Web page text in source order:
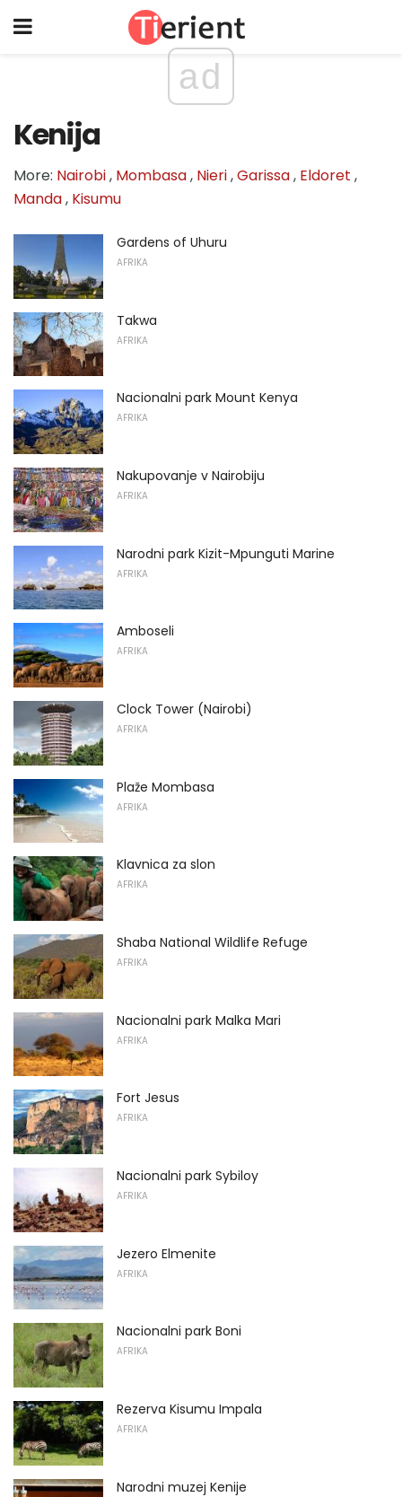
ad
Kenija
More: Nairobi, Mombasa, Nieri,Garissa, Eldoret ,
Manda, Kisumu
Gardens of Uhuru
AFRIKA
Takwa
AFRIKA
Nacionalni park Mount Kenya
AFRIKA
Nakupovanje v Nairobiju
AFRIKA
Narodni park Kizit-Mpunguti Marine
AFRIKA
Amboseli
AFRIKA
Clock Tower (Nairobi)
AFRIKA
Plaže Mombasa
AFRIKA
Klavnica za slon
AFRIKA
Shaba National Wildlife Refuge
AFRIKA
Nacionalni park Malka Mari
AFRIKA
Fort Jesus
AFRIKA
Nacionalni park Sybiloy
AFRIKA
Jezero Elmenite
AFRIKA
Nacionalni park Boni
AFRIKA
Rezerva Kisumu Impala
AFRIKA
Narodni muzej Kenije